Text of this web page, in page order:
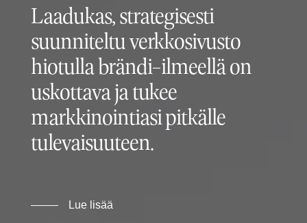
Laadukas, strategisesti
suunniteltu verkkosivusto
hiotulla brändi-ilmeellä on
uskottava ja tukee
markkinointiasi pitkälle
tulevaisuuteen.
Lue lisää